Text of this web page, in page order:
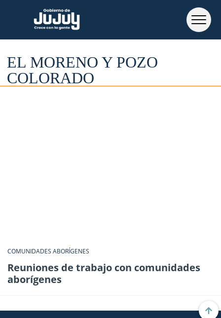
EL MORENO Y POZO
COLORADO
COMUNIDADES ABORÍGENES
Reuniones de trabajo con comunidades
aborígenes